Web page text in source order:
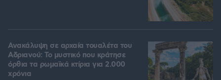
Ανακάλυψη σε αρχαία τουαλέτα του
Αδριανού: Το μυστικό που κράτησε
όρθια τα ρωμαϊκά κτίρια για 2.000
χρόνια